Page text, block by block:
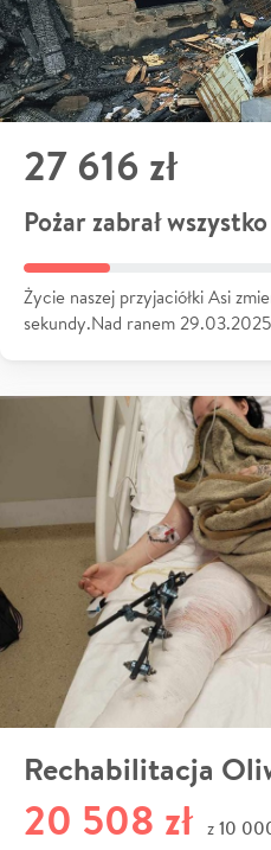
27 616 zł
Pożar zabrał
Życie naszej przyjaciółki Asi
sekundy.Nad ranem
Rechabilitacja
20 508 zł z 10